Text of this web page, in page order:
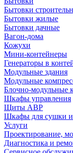
Бытовки
Бытовки жилые
Бытовки дачные
Вагон-дома
Кожухи
Мини-контейнеры
Генераторы в
Модульные здания
Модульные
Блочно-модульные
Шкафы управления
Щиты АВР
Шкафы для сушки и
Услуги
Проектирование,
Диагностика и